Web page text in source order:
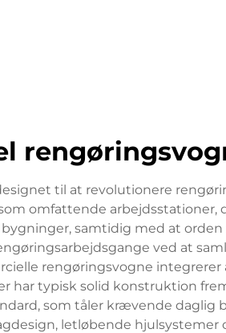
til at revolutionere
omfattende
samtidig med at orden
ved at
rengøringsvogne
typisk solid konstruktion
som tåler krævende daglig
letløbende